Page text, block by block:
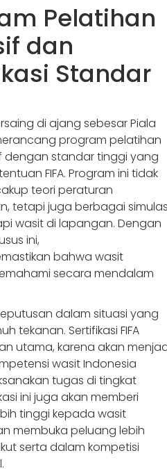
Pelatihan
dan
Standar
di ajang sebesar Piala
program pelatihan
dengan standar tinggi yang
FIFA. Program ini tidak
teori peraturan
tetapi juga berbagai
wasit di lapangan. Dengan
ini,
bahwa wasit
secara mendalam
dalam situasi yang
tekanan. Sertifikasi FIFA
utama, karena akan
wasit Indonesia
tugas di tingkat
ini juga akan memberi
tinggi kepada wasit
membuka peluang lebih
serta dalam kompetisi